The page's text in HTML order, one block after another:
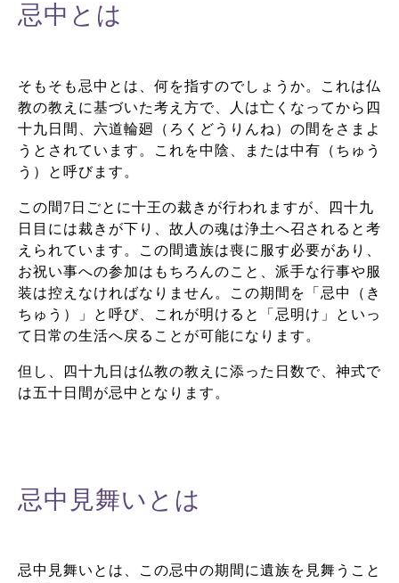
忌中とは
そもそも忌中とは、何を指すのでしょうか。これは仏
教の教えに基づいた考え方で、人は亡くなってから四
十九日間、六道輪廻（ろくどうりんね）の間をさまよ
うとされています。これを中陰、または中有（ちゅう
う）と呼びます。
この間7日ごとに十王の裁きが行われますが、四十九
日目には裁きが下り、故人の魂は浄土へ召されると考
えられています。この間遺族は喪に服す必要があり、
お祝い事への参加はもちろんのこと、派手な行事や服
装は控えなければなりません。この期間を「忌中（き
ちゅう）」と呼び、これが明けると「忌明け」といっ
て日常の生活へ戻ることが可能になります。
但し、四十九日は仏教の教えに添った日数で、神式で
は五十日間が忌中となります。
忌中見舞いとは
忌中見舞いとは、この忌中の期間に遺族を見舞うこと